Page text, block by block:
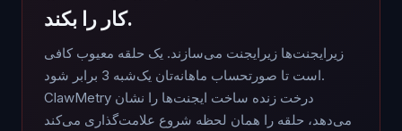
کار را بکند.
زیرایجنت‌ها زیرایجنت می‌سازند. یک حلقه معیوب کافی
است تا صورتحساب ماهانه‌تان یک‌شبه 3 برابر شود.
ClawMetry درخت زنده ساخت ایجنت‌ها را نشان
می‌دهد، حلقه را همان لحظه شروع علامت‌گذاری می‌کند